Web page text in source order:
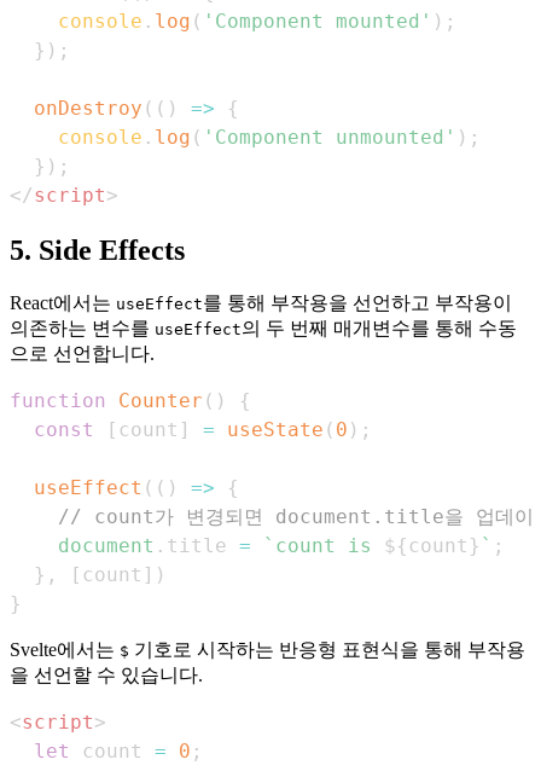
console . log ( 'Component mounted' ) ;
} ) ;
onDestroy ( ( ) =>
{
console . log ( 'Component unmounted' ) ;
} ) ;
</script>
5. Side Effects
React에서는 useEffect를 통해 부작용을 선언하고 부작용이
의존하는 변수를 useEffect의 두 번째 매개변수를 통해 수동
으로 선언합니다.
function Counter ( )
{
const
[ count ] = useState ( 0 ) ;
useEffect ( ( ) =>
{
// count가 변경되면 document.title을 업데이
document . title = ` count is ${ count } ` ;
} , [ count ] )
}
Svelte에서는 $ 기호로 시작하는 반응형 표현식을 통해 부작용
을 선언할 수 있습니다.
<script>
let
count = 0 ;